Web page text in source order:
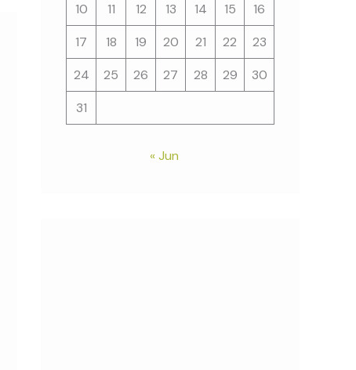
10 11 12 13 14 15
16
17
18 19 20 21 22
23
24
25 26 27 28 29
30
31
« Jun